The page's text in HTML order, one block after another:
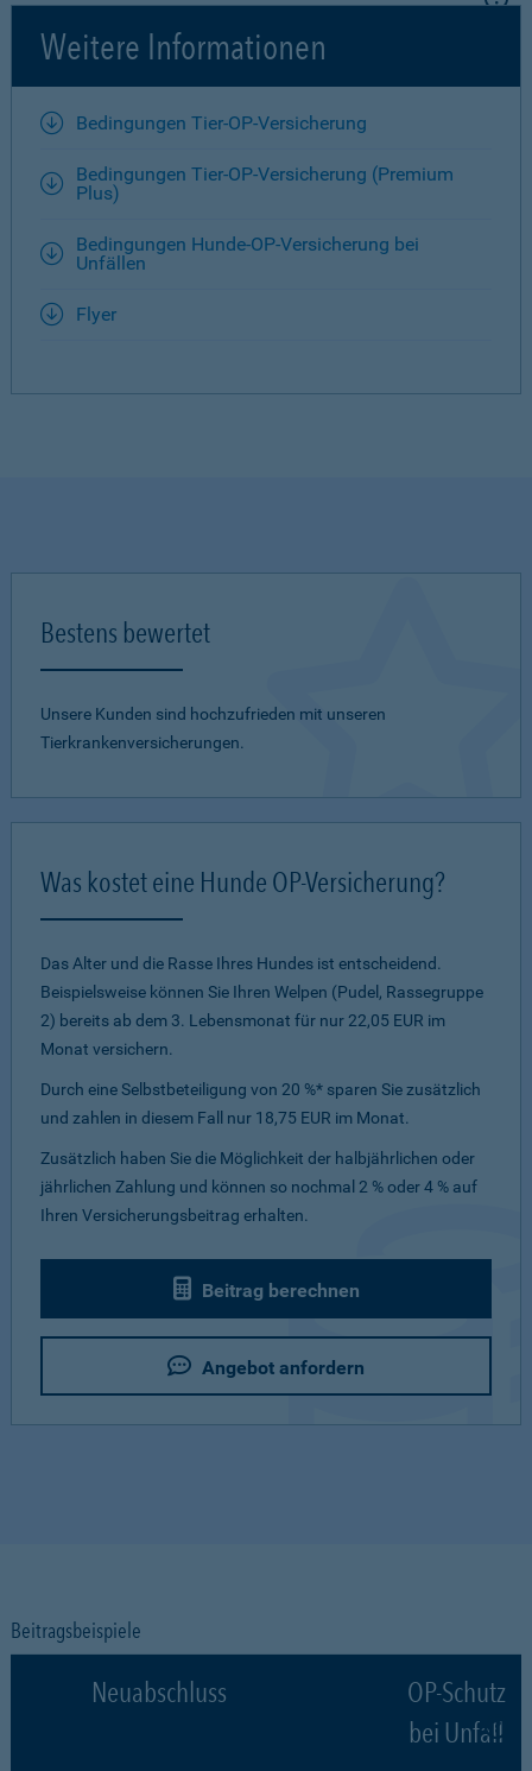
Weitere Informationen
Bedingungen Tier-OP-Versicherung
Bedingungen Tier-OP-Versicherung (Premium
Plus)
Bedingungen Hunde-OP-Versicherung bei
Unfällen
Flyer
Bestens bewertet
Unsere Kunden sind hochzufrieden mit unseren
Tierkrankenversicherungen.
Was kostet eine Hunde OP-Versicherung?
Das Alter und die Rasse Ihres Hundes ist entscheidend.
Beispielsweise können Sie Ihren Welpen (Pudel, Rassegruppe
2) bereits ab dem 3. Lebensmonat für nur 22,05 EUR im
Monat versichern.
Durch eine Selbstbeteiligung von 20 %* sparen Sie zusätzlich
und zahlen in diesem Fall nur 18,75 EUR im Monat.
Zusätzlich haben Sie die Möglichkeit der halbjährlichen oder
jährlichen Zahlung und können so nochmal 2 % oder 4 % auf
Ihren Versicherungsbeitrag erhalten.
Beitrag berechnen
Angebot anfordern
Beitragsbeispiele
Neuabschluss
OP-Schutz
bei Unfall